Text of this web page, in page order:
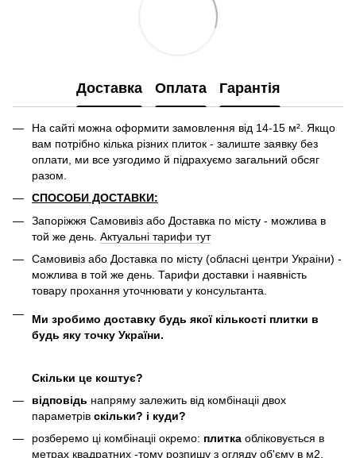
Доставка Оплата Гарантія
На сайті можна оформити замовлення від 14-15 м². Якщо
вам потрібно кілька різних плиток - залиште заявку без
оплати, ми все узгодимо й підрахуємо загальний обсяг
разом.
СПОСОБИ ДОСТАВКИ:
Запоріжжя Самовивіз або Доставка по місту - можлива в
той же день. Актуальні тарифи тут
Самовивіз або Доставка по місту (обласні центри Украіни) -
можлива в той же день. Тарифи доставки і наявність
товару прохання уточнювати у консультанта.
Ми зробимо доставку будь якої кількості плитки в
будь яку точку України.
Скільки це коштує?
відповідь напряму залежить від комбінаціі двох
параметрів скільки? і куди?
розберемо ці комбінаціі окремо: плитка обліковується в
метрах квадратних -тому розпишу з огляду об'єму в м2,